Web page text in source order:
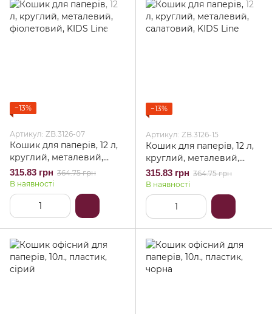
−13%
Артикул: ZB.3126-07
Кошик для паперів, 12 л,
круглий, металевий,
фіолетовий, KIDS Line
315.83 грн 364.75 грн
В наявності
−13%
Артикул: ZB.3126-15
Кошик для паперів, 12 л,
круглий, металевий,
салатовий, KIDS Line
315.83 грн 364.75 грн
В наявності